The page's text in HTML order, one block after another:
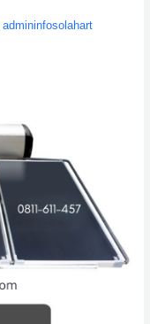
admininfosolahart